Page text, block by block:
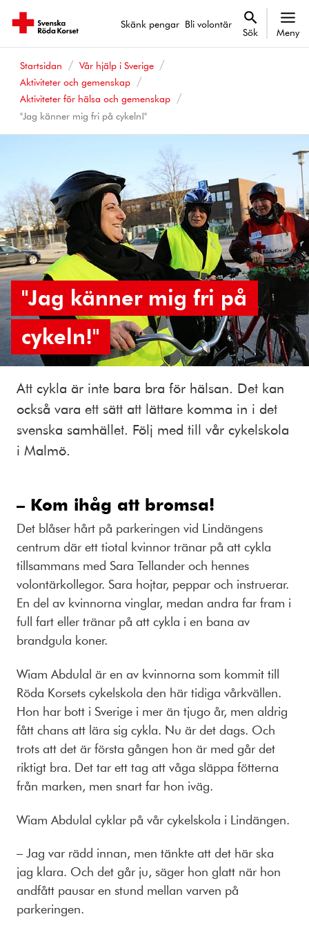
Skänk pengar Bli volontär
Sök Meny
Startsidan
Vår hjälp i Sverige
Aktiviteter och gemenskap
Aktiviteter för hälsa och gemenskap
"Jag känner mig fri på cykeln!"
"Jag känner mig fri på
cykeln!"
Att cykla är inte bara bra för hälsan. Det kan
också vara ett sätt att lättare komma in i det
svenska samhället. Följ med till vår cykelskola
i Malmö.
– Kom ihåg att bromsa!
Det blåser hårt på parkeringen vid Lindängens
centrum där ett tiotal kvinnor tränar på att cykla
tillsammans med Sara Tellander och hennes
volontärkollegor. Sara hojtar, peppar och instruerar.
En del av kvinnorna vinglar, medan andra far fram i
full fart eller tränar på att cykla i en bana av
brandgula koner.
Wiam Abdulal är en av kvinnorna som kommit till
Röda Korsets cykelskola den här tidiga vårkvällen.
Hon har bott i Sverige i mer än tjugo år, men aldrig
fått chans att lära sig cykla. Nu är det dags. Och
trots att det är första gången hon är med går det
riktigt bra. Det tar ett tag att våga släppa fötterna
från marken, men snart far hon iväg.
Wiam Abdulal cyklar på vår cykelskola i Lindängen.
– Jag var rädd innan, men tänkte att det här ska
jag klara. Och det går ju, säger hon glatt när hon
andfått pausar en stund mellan varven på
parkeringen.